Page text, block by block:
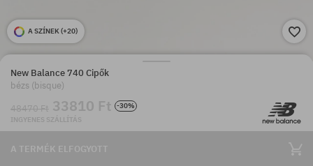
A SZÍNEK (+20)
New Balance 740 Cipők
bézs (bisque)
48470 Ft 33810 Ft
-30%
INGYENES SZÁLLÍTÁS
A TERMÉK ELFOGYOTT